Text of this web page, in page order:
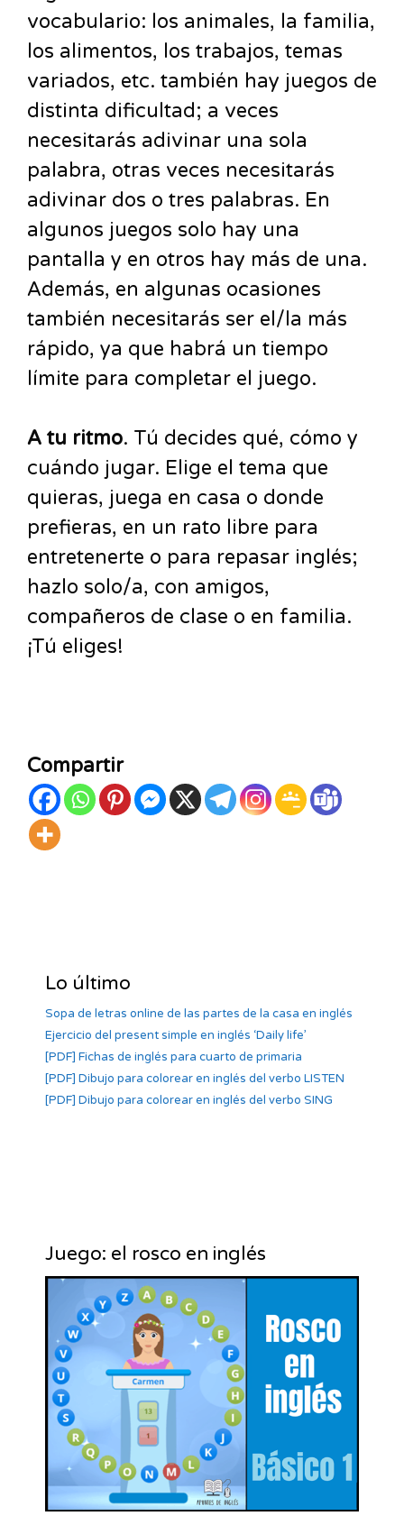
vocabulario: los animales, la familia,
los alimentos, los trabajos, temas
variados, etc. también hay juegos de
distinta dificultad; a veces
necesitarás adivinar una sola
palabra, otras veces necesitarás
adivinar dos o tres palabras. En
algunos juegos solo hay una
pantalla y en otros hay más de una.
Además, en algunas ocasiones
también necesitarás ser el/la más
rápido, ya que habrá un tiempo
límite para completar el juego.
A tu ritmo. Tú decides qué, cómo y
cuándo jugar. Elige el tema que
quieras, juega en casa o donde
prefieras, en un rato libre para
entretenerte o para repasar inglés;
hazlo solo/a, con amigos,
compañeros de clase o en familia.
¡Tú eliges!
Compartir
Lo último
Sopa de letras online de las partes de la casa en inglés
Ejercicio del present simple en inglés ‘Daily life’
[PDF] Fichas de inglés para cuarto de primaria
[PDF] Dibujo para colorear en inglés del verbo LISTEN
[PDF] Dibujo para colorear en inglés del verbo SING
Juego: el rosco en inglés